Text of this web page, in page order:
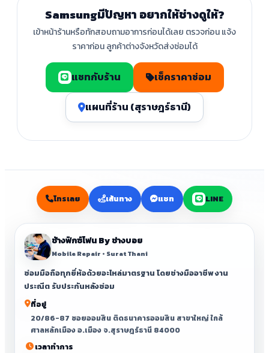
Samsungมีปัญหา อยากให้ช่างดูให้?
เข้าหน้าร้านหรือทักสอบถามอาการก่อนได้เลย ตรวจก่อน แจ้ง
ราคาก่อน ลูกค้าต่างจังหวัดส่งซ่อมได้
แชทกับร้าน เช็คราคาซ่อม
แผนที่ร้าน (สุราษฎร์ธานี)
โทรเลย เส้นทาง แชท LINE
ช้างฟิกซ์โฟน By ช่างบอย
Mobile Repair • Surat Thani
ซ่อมมือถือทุกยี่ห้อด้วยอะไหล่มาตรฐาน โดยช่างมืออาชีพ งาน
ประณีต รับประกันหลังซ่อม
ที่อยู่
20/86-87 ซอยออมสิน ติดธนาคารออมสิน สาขาใหญ่ ใกล้
ศาลหลักเมือง อ.เมือง จ.สุราษฎร์ธานี 84000
เวลาทำการ